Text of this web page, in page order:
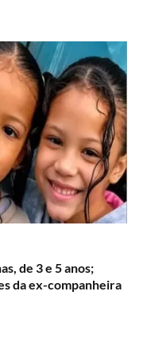
de 3 e 5 anos;
da ex-companheira